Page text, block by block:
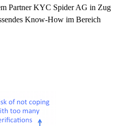
Partner KYC Spider AG in Zug
Know-How im Bereich